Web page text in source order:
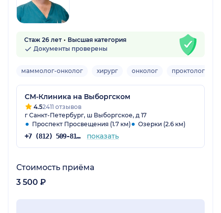
Стаж 26 лет
Высшая категория
Документы проверены
маммолог-онколог хирург онколог проктолог
СМ-Клиника на Выборгском
4.52411 отзывов
г Санкт-Петербург, ш Выборгское, д 17
Проспект Просвещения (1.7 км)
Озерки (2.6 км)
+7 (812) 509-81-68 показать
Стоимость приёма
3 500 ₽